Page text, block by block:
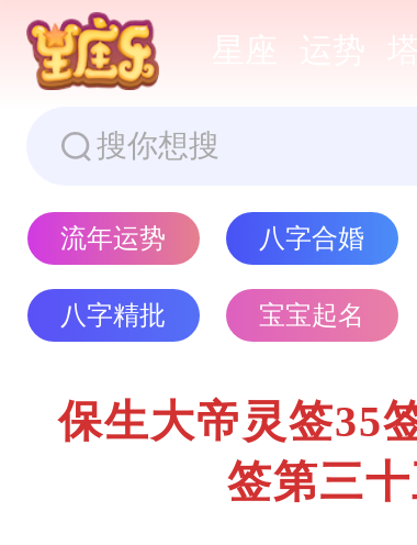
流年运势 八字合婚
八字精批 宝宝起名
保生大帝灵签35
签第三